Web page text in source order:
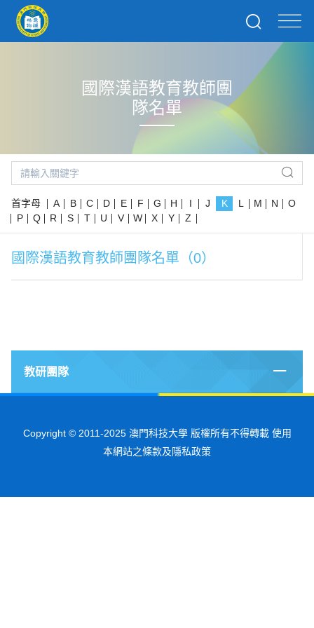
國際漢語教育教師團
隊名單
首字母 A B C D E F G H I J K L M N
O
P
Q R S T U V W X Y Z
國際漢語教育教師團隊名單（0）
教研團隊
Copyright © 2011-2025 澳門科技大學 版權所有不得轉載 使用
本網站之條款及隱私政策